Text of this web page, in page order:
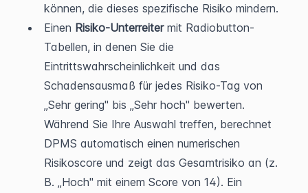
können, die dieses spezifische Risiko mindern.
Einen Risiko-Unterreiter mit Radiobutton-
Tabellen, in denen Sie die
Eintrittswahrscheinlichkeit und das
Schadensausmaß für jedes Risiko-Tag von
„Sehr gering" bis „Sehr hoch" bewerten.
Während Sie Ihre Auswahl treffen, berechnet
DPMS automatisch einen numerischen
Risikoscore und zeigt das Gesamtrisiko an (z.
B. „Hoch" mit einem Score von 14). Ein